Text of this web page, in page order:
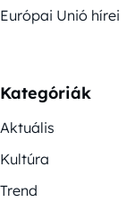
Európai Unió hírei
Kategóriák
Aktuális
Kultúra
Trend